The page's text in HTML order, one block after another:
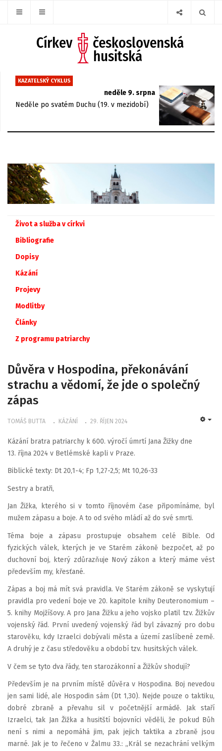
KAZATELSKÝ CYKLUS
neděle 9. srpna
Neděle po svatém Duchu (19. v mezidobí)
Život a služba v církvi
Bibliografie
Dopisy
Kázání
Projevy
Modlitby
Články
Z programu patriarchy
Důvěra v Hospodina, překonávání
strachu a vědomí, že jde o společný
zápas
TOMÁŠ BUTTA KÁZÁNÍ 29. ŘÍJEN 2024
Kázání bratra patriarchy k 600. výročí úmrtí Jana Žižky dne
13. října 2024 v Betlémské kapli v Praze.
Biblické texty: Dt 20,1-4; Fp 1,27-2,5; Mt 10,26-33
Sestry a bratři,
Jan Žižka, kterého si v tomto říjnovém čase připomínáme, byl
mužem zápasu a boje. A to od svého mládí až do své smrti.
Téma boje a zápasu prostupuje obsahem celé Bible. Od
fyzických válek, kterých je ve Starém zákoně bezpočet, až po
duchovní boj, který zdůrazňuje Nový zákon a který máme vést
především my, křesťané.
Zápas a boj má mít svá pravidla. Ve Starém zákoně se vyskytují
pravidla pro vedení boje ve 20. kapitole knihy Deuteronomium –
5. knihy Mojžíšovy. A pro Jana Žižku a jeho vojsko platil tzv. Žižkův
vojenský řád. První uvedený vojenský řád byl závazný pro dobu
starověku, kdy Izraelci dobývali města a území zaslíbené země.
A druhý je z času středověku a období tzv. husitských válek.
V čem se tyto dva řády, ten starozákonní a Žižkův shodují?
Především je na prvním místě důvěra v Hospodina. Boj nevedou
jen sami lidé, ale Hospodin sám (Dt 1,30). Nejde pouze o taktiku,
dobré zbraně a převahu sil v početnější armádě. Jak staří
Izraelci, tak Jan Žižka a husitští bojovníci věděli, že pokud Bůh
není s nimi a nepomáhá jim, pak jejich taktika a zbraně jsou
marné. Jak je to řečeno v Žalmu 33.: „Král se nezachrání velkým